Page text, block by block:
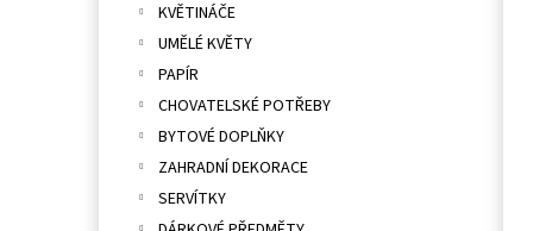
KVĚTINÁČE
UMĚLÉ KVĚTY
PAPÍR
CHOVATELSKÉ POTŘEBY
BYTOVÉ DOPLŇKY
ZAHRADNÍ DEKORACE
SERVÍTKY